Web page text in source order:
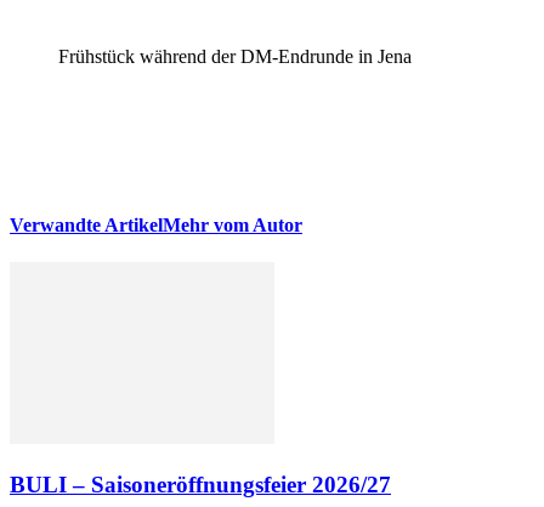
Frühstück während der DM-Endrunde in Jena
Verwandte ArtikelMehr vom Autor
BULI – Saisoneröffnungsfeier 2026/27